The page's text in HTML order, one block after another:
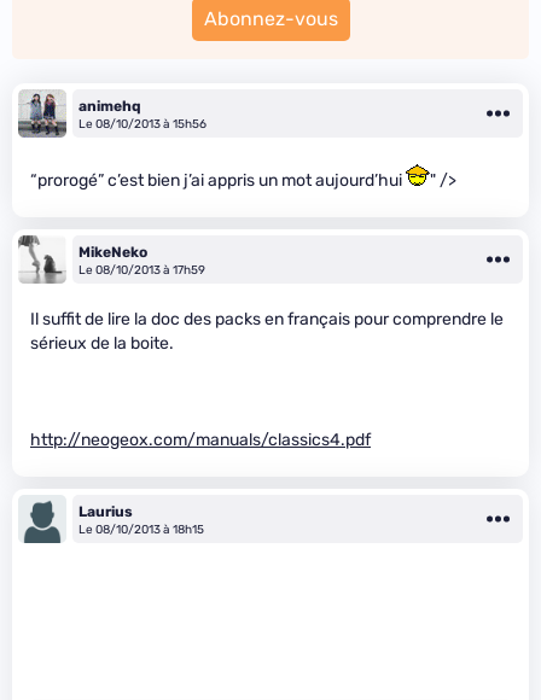
Abonnez-vous
animehq
Le 08/10/2013 à 15h56
“prorogé” c’est bien j’ai appris un mot aujourd’hui " />
MikeNeko
Le 08/10/2013 à 17h59
Il suffit de lire la doc des packs en français pour comprendre le
sérieux de la boite.
http://neogeox.com/manuals/classics4.pdf
Laurius
Le 08/10/2013 à 18h15